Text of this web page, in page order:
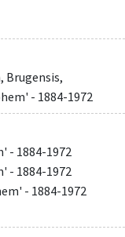
Brugensis,
- 1884-1972
- 1884-1972
- 1884-1972
- 1884-1972